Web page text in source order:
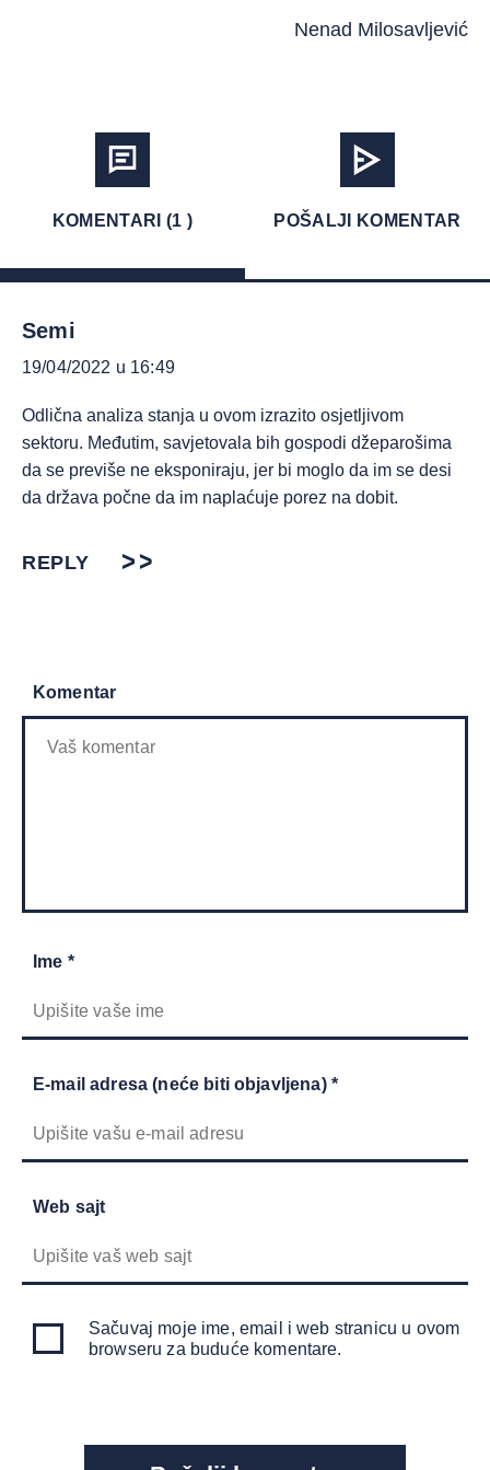
Nenad Milosavljević
KOMENTARI (1 ) POŠALJI KOMENTAR
Semi
19/04/2022 u 16:49
Odlična analiza stanja u ovom izrazito osjetljivom
sektoru. Međutim, savjetovala bih gospodi džeparošima
da se previše ne eksponiraju, jer bi moglo da im se desi
da država počne da im naplaćuje porez na dobit.
REPLY
Komentar
Ime *
E-mail adresa (neće biti objavljena) *
Web sajt
Sačuvaj moje ime, email i web stranicu u ovom
browseru za buduće komentare.